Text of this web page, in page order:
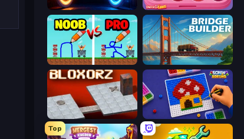
Portal Escape Piece of Cake: Merge and Bake
DOP Noob: Draw to Save Bridge Builder
Bloxorz Screw Sorting
Top